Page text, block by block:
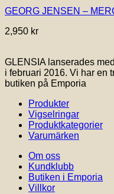
flera
De
kan
väljas
på
produktsidan
GEORG JENSEN –
2,950 kr
GLENSIA lanserades
i februari 2016. Vi har en
butiken på Emporia
Produkter
Vigselringar
Produktkategorier
Varumärken
Om oss
Kundklubb
Butiken i Emporia
Villkor